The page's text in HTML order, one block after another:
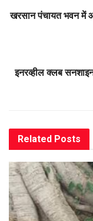
खरसान पंचायत भवन में
इनरव्हील क्लब
Related Posts